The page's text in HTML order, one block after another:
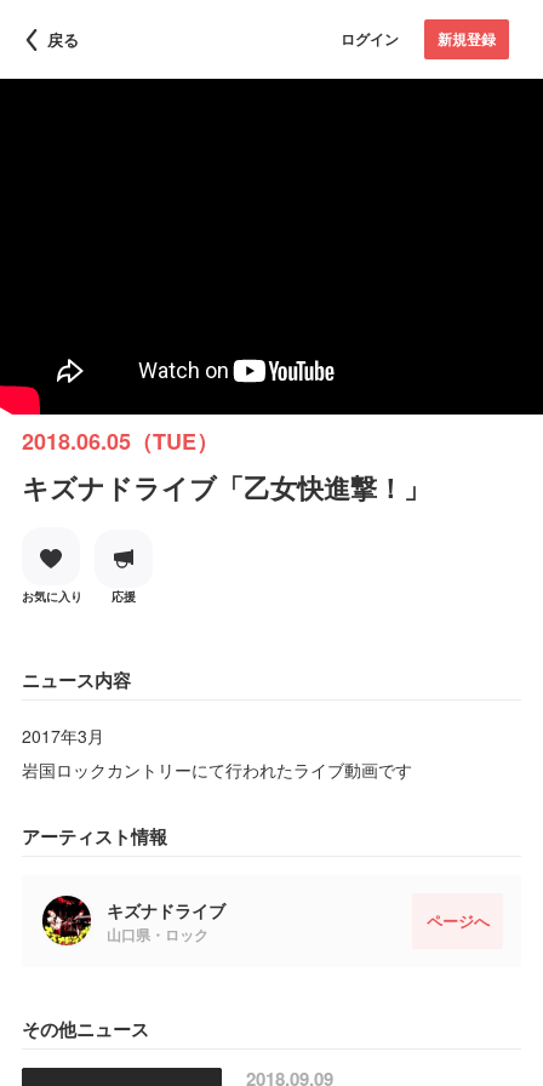
戻る ログイン 新規登録
2018.06.05（TUE）
キズナドライブ「乙女快進撃！」
お気に入り 応援
ニュース内容
2017年3月
岩国ロックカントリーにて行われたライブ動画です
アーティスト情報
キズナドライブ
山口県・ロック
ページへ
その他ニュース
2018.09.09